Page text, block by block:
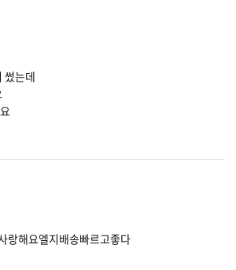
썼는데
랑해요엘지배송빠르고좋다